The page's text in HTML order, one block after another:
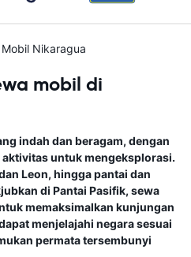
Nikaragua
mobil di
indah dan beragam, dengan
untuk mengeksplorasi.
Leon, hingga pantai dan
di Pantai Pasifik, sewa
memaksimalkan kunjungan
menjelajahi negara sesuai
permata tersembunyi